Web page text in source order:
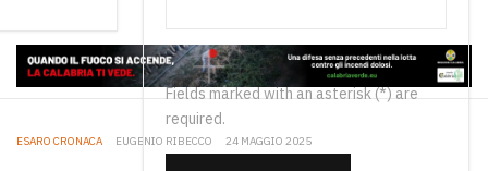
Fields marked with an asterisk (*) are
required.
ESARO CRONACA EUGENIO RIBECCO 24 MAGGIO 2025